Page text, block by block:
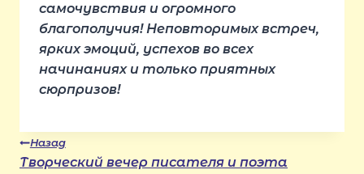
самочувствия и огромного
благополучия! Неповторимых встреч,
ярких эмоций, успехов во всех
начинаниях и только приятных
сюрпризов!
Навигация
Назад
Творческий вечер писателя и поэта